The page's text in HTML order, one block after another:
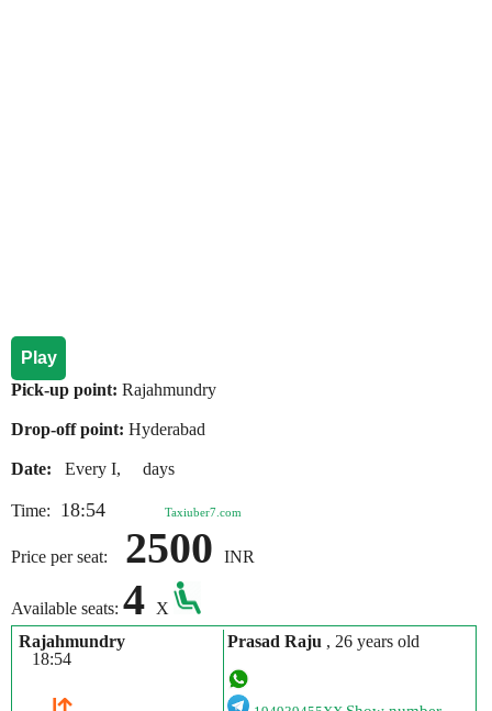
Play
Pick-up point: Rajahmundry
Drop-off point: Hyderabad
Date: Every I, days
Time: 18:54 Taxiuber7.com
Price per seat: 2500 INR
Available seats: 4
X
Rajahmundry
18:54
Prasad Raju , 26 years old